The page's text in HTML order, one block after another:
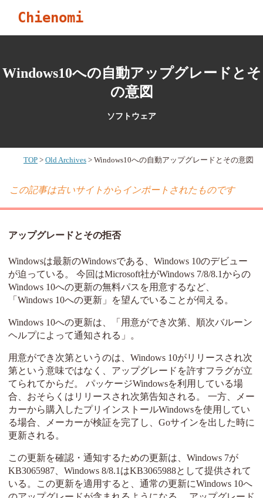
Chienomi
Windows10への自動アップグレードとそ
の意図
ソフトウェア
TOP Old Archives Windows10への自動アップグレードとその意図
この記事は古いサイトからインポートされたものです
アップグレードとその拒否
Windowsは最新のWindowsである、Windows 10のデビュー
が迫っている。 今回はMicrosoft社がWindows 7/8/8.1からの
Windows 10への更新の無料パスを用意するなど、
「Windows 10への更新」を望んでいることが伺える。
Windows 10への更新は、「用意ができ次第、順次バルーン
ヘルプによって通知される」。
用意ができ次第というのは、Windows 10がリリースされ次
第という意味ではなく、アップグレードを許すフラグが立
てられてからだ。 パッケージWindowsを利用している場
合、おそらくはリリースされ次第告知される。 一方、メー
カーから購入したプリインストールWindowsを使用してい
る場合、メーカーが検証を完了し、Goサインを出した時に
更新される。
この更新を確認・通知するための更新は、Windows 7が
KB3065987、Windows 8/8.1はKB3065988として提供されて
いる。この更新を適用すると、通常の更新にWindows 10へ